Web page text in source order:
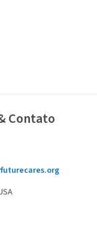
Contato